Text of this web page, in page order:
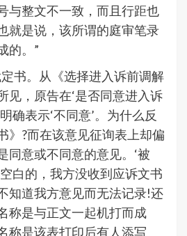
与整文不一致，而且行距也
就是说，该所谓的庭审笔录
的。”
书。从《选择进入诉前调解
见，原告在‘是否同意进入诉
确表示‘不同意’。为什么反
》?而在该意见征询表上却偏
同意或不同意的意见。‘被
白的，我方没收到应诉文书
知道我方意见而无法记录!还
称是与正文一起机打而成
称是该表打印后有人添写